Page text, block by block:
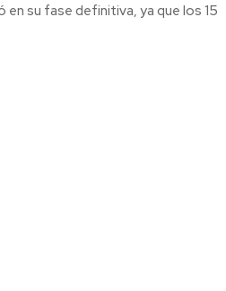
en su fase definitiva, ya que los 15